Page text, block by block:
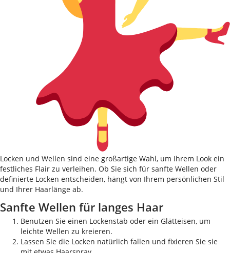
Locken und Wellen sind eine großartige Wahl, um Ihrem Look ein
festliches Flair zu verleihen. Ob Sie sich für sanfte Wellen oder
definierte Locken entscheiden, hängt von Ihrem persönlichen Stil
und Ihrer Haarlänge ab.
Sanfte Wellen für langes Haar
Benutzen Sie einen Lockenstab oder ein Glätteisen, um
leichte Wellen zu kreieren.
Lassen Sie die Locken natürlich fallen und fixieren Sie sie